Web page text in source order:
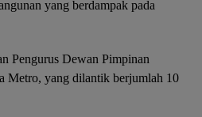
yang berdampak pada
Pengurus Dewan Pimpinan
Metro, yang dilantik berjumlah 10